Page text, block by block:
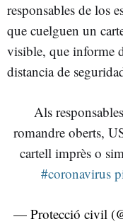
responsables de los
que cuelguen un
visible, que informe
distancia de
Als
romandre oberts,
cartell imprès o
#coronavirus
— Protecció civil